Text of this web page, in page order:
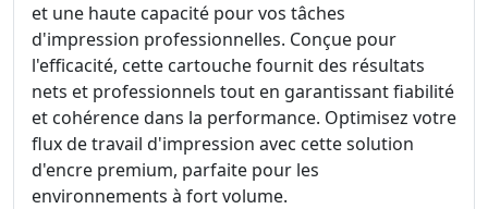
et une haute capacité pour vos tâches
d'impression professionnelles. Conçue pour
l'efficacité, cette cartouche fournit des résultats
nets et professionnels tout en garantissant fiabilité
et cohérence dans la performance. Optimisez votre
flux de travail d'impression avec cette solution
d'encre premium, parfaite pour les
environnements à fort volume.